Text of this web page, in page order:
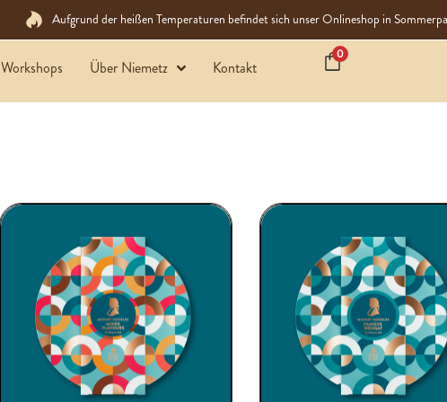
Aufgrund der heißen Temperaturen befindet sich unser Onlineshop in
Workshops Über Niemetz Kontakt
0